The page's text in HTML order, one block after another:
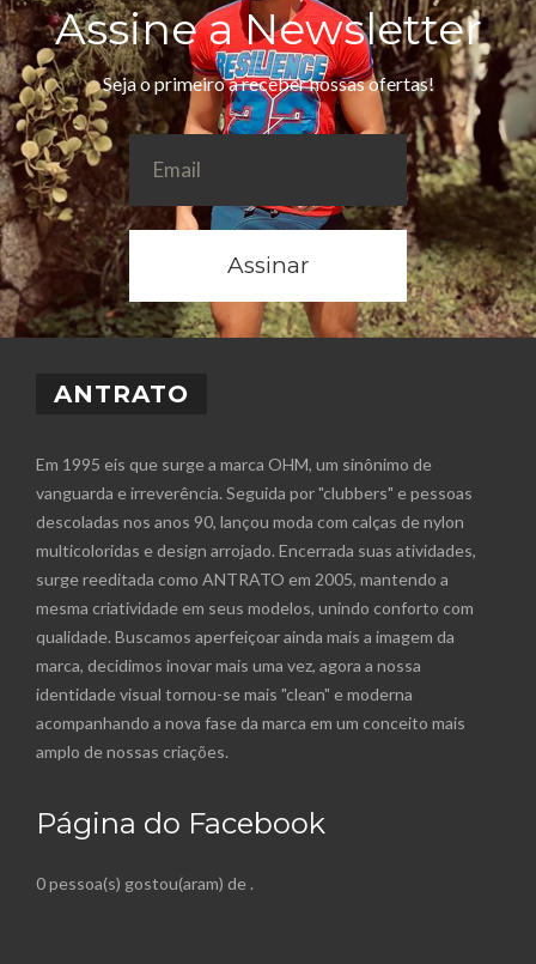
Assine a Newsletter
Seja o primeiro a receber nossas ofertas!
Assinar
ANTRATO
Em 1995 eis que surge a marca OHM, um sinônimo de
vanguarda e irreverência. Seguida por "clubbers" e pessoas
descoladas nos anos 90, lançou moda com calças de nylon
multicoloridas e design arrojado. Encerrada suas atividades,
surge reeditada como ANTRATO em 2005, mantendo a
mesma criatividade em seus modelos, unindo conforto com
qualidade. Buscamos aperfeiçoar ainda mais a imagem da
marca, decidimos inovar mais uma vez, agora a nossa
identidade visual tornou-se mais "clean" e moderna
acompanhando a nova fase da marca em um conceito mais
amplo de nossas criações.
Página do Facebook
0 pessoa(s) gostou(aram) de .